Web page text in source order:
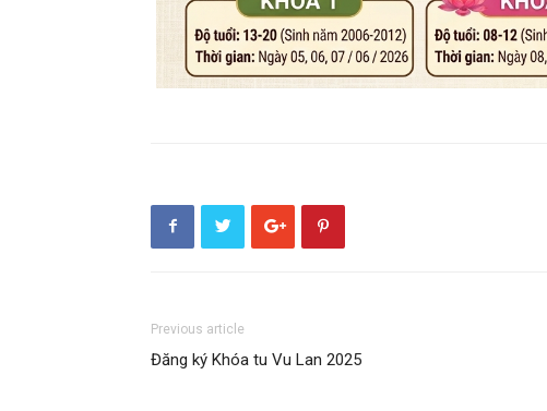
Previous article
Đăng ký Khóa tu Vu Lan 2025